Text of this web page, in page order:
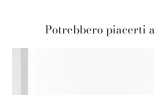
Potrebbero piacerti